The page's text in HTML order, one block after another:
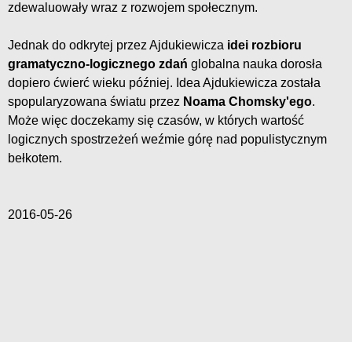
zdewaluowały wraz z rozwojem społecznym.
Jednak do odkrytej przez Ajdukiewicza idei rozbioru
gramatyczno-logicznego zdań globalna nauka dorosła
dopiero ćwierć wieku później. Idea Ajdukiewicza została
spopularyzowana światu przez Noama Chomsky'ego.
Może więc doczekamy się czasów, w których wartość
logicznych spostrzeżeń weźmie górę nad populistycznym
bełkotem.
2016-05-26